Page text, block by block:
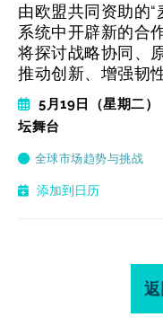
由欧盟共同资助的
系统中开辟新的合
将探讨战略协同、
推动创新、增强韧
5月19日（星期二）
坛舞台
全球市场趋势与挑战
添加到日历